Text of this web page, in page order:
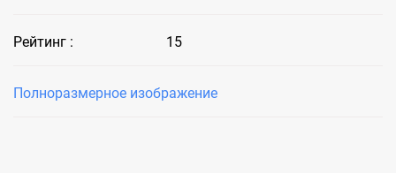
Рейтинг : 15
Полноразмерное изображение